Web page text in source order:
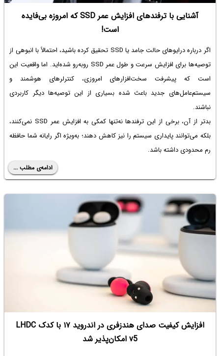
آشنایی با ترفندهای افزایش عمر SSD که امروزه بی‌فایده
است!
اگر درباره درایوهای حالت جامد یا SSD تحقیق کرده باشید، احتمالاً با انبوهی از
توصیه‌ها برای افزایش سرعت و طول عمر SSD روبه‌رو شده‌اید. اما واقعیت این
است که پیشرفت سخت‌افزارهای امروزی، کنترلرهای هوشمند و
سیستم‌عامل‌های جدید باعث شده بسیاری از این توصیه‌ها دیگر کاربردی
نباشند.
بدتر از آن، برخی از این ترفندها نه‌تنها کمکی به افزایش عمر SSD نمی‌کنند،
بلکه می‌توانند پایداری سیستم را نیز کاهش دهند؛ به‌ویژه اگر رایانه شما حافظه
رم محدودی داشته باشد.
ادامه‌ی مطلب ...
افزایش کیفیت صدای هندزفری در اندروید ۱۷ با کدک LHDC
v5 امکان‌پذیر شد